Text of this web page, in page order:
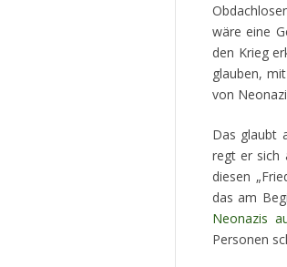
wäre eine
den Krieg
glauben,
von
Das glaubt
regt er sich
diesen
das am
Neonazis
Personen